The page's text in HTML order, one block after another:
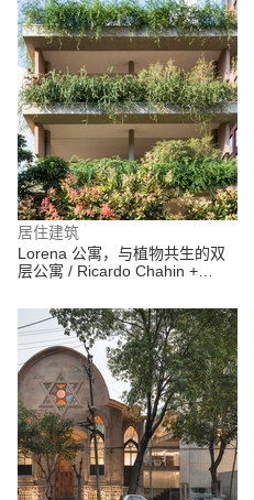
居住建筑
Lorena 公寓，与植物共生的双
层公寓 / Ricardo Chahin +
Paisagismo